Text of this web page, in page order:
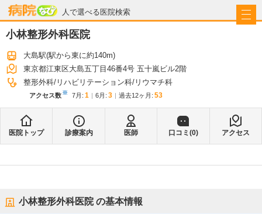
人で選べる医院検索
病院なび
小林整形外科医院
大島駅(駅から東に約140m)
東京都江東区大島五丁目46番4号 五十嵐ビル2階
整形外科 リハビリテーション科 リウマチ科
アクセス数※ 7月 : 1 6月 : 3 過去12ヶ月: 53
医院トップ 診療案内 医師 口コミ(0) アクセス
小林整形外科医院の基本情報